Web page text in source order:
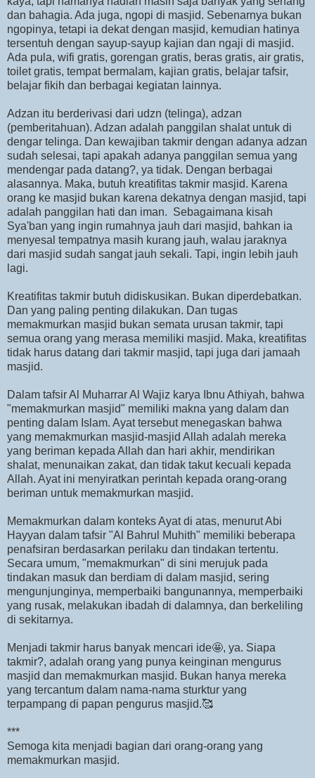
dan bahagia. Ada juga, ngopi di masjid. Sebenarnya bukan
ngopinya, tetapi ia dekat dengan masjid, kemudian hatinya
tersentuh dengan sayup-sayup kajian dan ngaji di masjid.
Ada pula, wifi gratis, gorengan gratis, beras gratis, air gratis,
toilet gratis, tempat bermalam, kajian gratis, belajar tafsir,
belajar fikih dan berbagai kegiatan lainnya.
Adzan itu berderivasi dari udzn (telinga), adzan
(pemberitahuan). Adzan adalah panggilan shalat untuk di
dengar telinga. Dan kewajiban takmir dengan adanya adzan
sudah selesai, tapi apakah adanya panggilan semua yang
mendengar pada datang?, ya tidak. Dengan berbagai
alasannya. Maka, butuh kreatifitas takmir masjid. Karena
orang ke masjid bukan karena dekatnya dengan masjid, tapi
adalah panggilan hati dan iman. Sebagaimana kisah
Sya'ban yang ingin rumahnya jauh dari masjid, bahkan ia
menyesal tempatnya masih kurang jauh, walau jaraknya
dari masjid sudah sangat jauh sekali. Tapi, ingin lebih jauh
lagi.
Kreatifitas takmir butuh didiskusikan. Bukan diperdebatkan.
Dan yang paling penting dilakukan. Dan tugas
memakmurkan masjid bukan semata urusan takmir, tapi
semua orang yang merasa memiliki masjid. Maka, kreatifitas
tidak harus datang dari takmir masjid, tapi juga dari jamaah
masjid.
Dalam tafsir Al Muharrar Al Wajiz karya Ibnu Athiyah, bahwa
"memakmurkan masjid" memiliki makna yang dalam dan
penting dalam Islam. Ayat tersebut menegaskan bahwa
yang memakmurkan masjid-masjid Allah adalah mereka
yang beriman kepada Allah dan hari akhir, mendirikan
shalat, menunaikan zakat, dan tidak takut kecuali kepada
Allah. Ayat ini menyiratkan perintah kepada orang-orang
beriman untuk memakmurkan masjid.
Memakmurkan dalam konteks Ayat di atas, menurut Abi
Hayyan dalam tafsir "Al Bahrul Muhith" memiliki beberapa
penafsiran berdasarkan perilaku dan tindakan tertentu.
Secara umum, "memakmurkan" di sini merujuk pada
tindakan masuk dan berdiam di dalam masjid, sering
mengunjunginya, memperbaiki bangunannya, memperbaiki
yang rusak, melakukan ibadah di dalamnya, dan berkeliling
di sekitarnya.
Menjadi takmir harus banyak mencari ide🤩, ya. Siapa
takmir?, adalah orang yang punya keinginan mengurus
masjid dan memakmurkan masjid. Bukan hanya mereka
yang tercantum dalam nama-nama sturktur yang
terpampang di papan pengurus masjid.🥰
***
Semoga kita menjadi bagian dari orang-orang yang
memakmurkan masjid.